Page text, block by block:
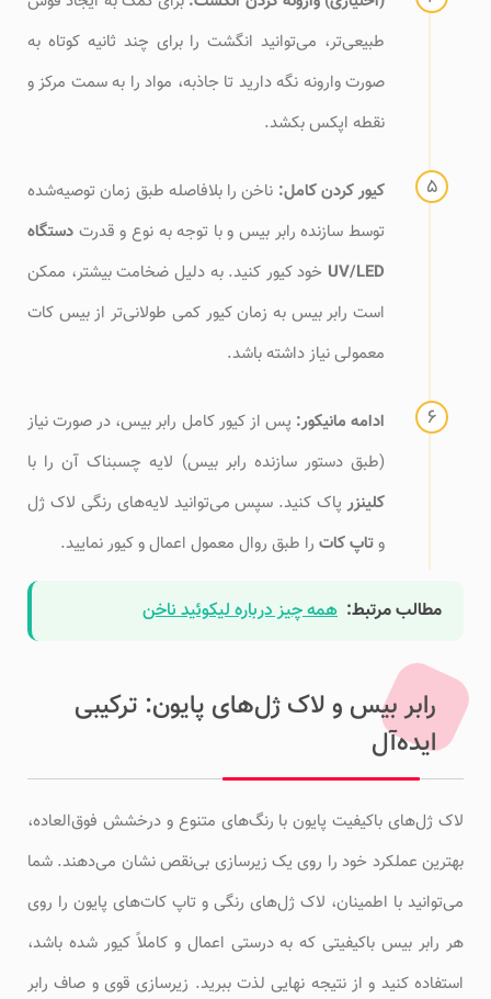
طبیعی‌تر، می‌توانید انگشت را برای چند ثانیه کوتاه به
صورت وارونه نگه دارید تا جاذبه، مواد را به سمت مرکز و
نقطه اپکس بکشد.
کیور کردن کامل: ناخن را بلافاصله طبق زمان توصیه‌شده
توسط سازنده رابر بیس و با توجه به نوع و قدرت دستگاه
UV/LED خود کیور کنید. به دلیل ضخامت بیشتر، ممکن
است رابر بیس به زمان کیور کمی طولانی‌تر از بیس کات
معمولی نیاز داشته باشد.
ادامه مانیکور: پس از کیور کامل رابر بیس، در صورت نیاز
(طبق دستور سازنده رابر بیس) لایه چسبناک آن را با
کلینزرپاک کنید. سپس می‌توانید لایه‌های رنگی لاک ژل
وتاپ کات را طبق روال معمول اعمال و کیور نمایید.
مطالب مرتبط: همه چیز درباره لیکوئید ناخن
رابر بیس و لاک ژل‌های پایون: ترکیبی
ایده‌آل
لاک ژل‌های باکیفیت پایون با رنگ‌های متنوع و درخشش فوق‌العاده،
بهترین عملکرد خود را روی یک زیرسازی بی‌نقص نشان می‌دهند. شما
می‌توانید با اطمینان، لاک ژل‌های رنگی و تاپ کات‌های پایون را روی
هر رابر بیس باکیفیتی که به درستی اعمال و کاملاً کیور شده باشد،
استفاده کنید و از نتیجه نهایی لذت ببرید. زیرسازی قوی و صاف رابر